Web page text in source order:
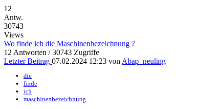
12
Antw.
30743
Views
Wo finde ich die Maschinenbezeichnung ?
12 Antworten / 30743 Zugriffe
Letzter Beitrag 07.02.2024 12:23 von Abap_neuling
die
finde
ich
maschinenbezeichnung